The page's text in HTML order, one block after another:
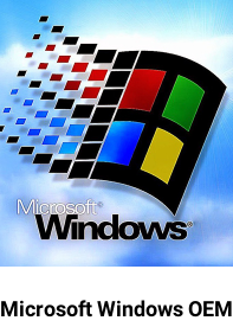
Microsoft Windows OEM